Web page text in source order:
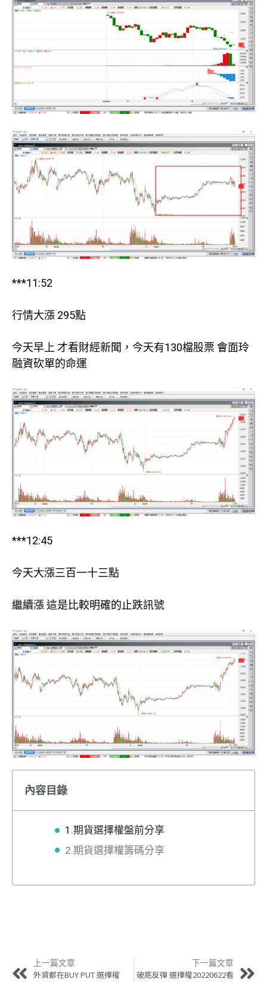
***11:52
行情大漲 295點
今天早上 才看財經新聞，今天有130檔股票 會面玲
融資砍單的命運
***12:45
今天大漲三百一十三點
繼續漲 這是比較明確的止跌訊號
內容目錄
1.期貨選擇權盤前分享
2.期貨選擇權籌碼分享
上一篇文章
外資都在BUY PUT 選擇權
下一篇文章
破底反彈 選擇權20220622看